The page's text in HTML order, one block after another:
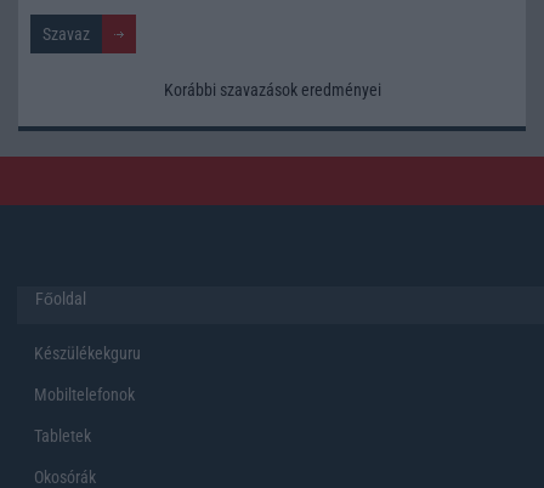
Korábbi szavazások eredményei
Főoldal
Készülékekguru
Mobiltelefonok
Tabletek
Okosórák